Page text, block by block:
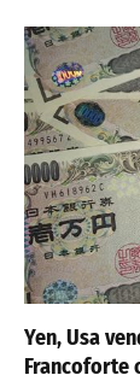
Yen, Usa
Francoforte